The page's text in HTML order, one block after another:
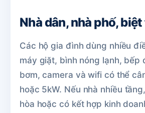
Nhà dân, nhà phố,
Các hộ gia đình dùng nhiều
máy giặt, bình nóng lạnh, bếp
bơm, camera và wifi có thể
hoặc 5kW. Nếu nhà nhiều
hòa hoặc có kết hợp kinh